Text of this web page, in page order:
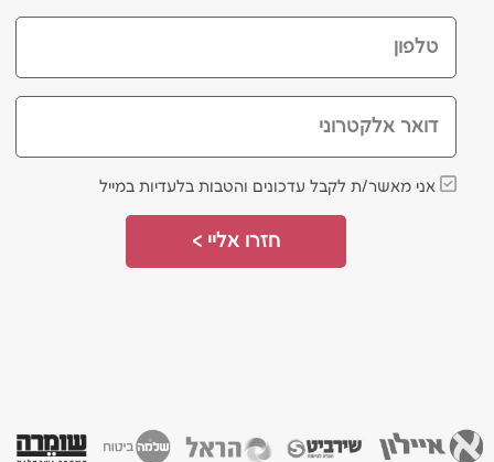
טלפון
דואר אלקטרוני
אני מאשר/ת לקבל עדכונים והטבות בלעדיות במייל
חזרו אליי >